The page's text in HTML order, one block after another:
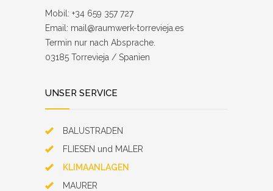
Mobil: +34 659 357 727
Email: mail@raumwerk-torrevieja.es
Termin nur nach Absprache.
03185 Torrevieja / Spanien
UNSER SERVICE
BALUSTRADEN
FLIESEN und MALER
KLIMAANLAGEN
MAURER